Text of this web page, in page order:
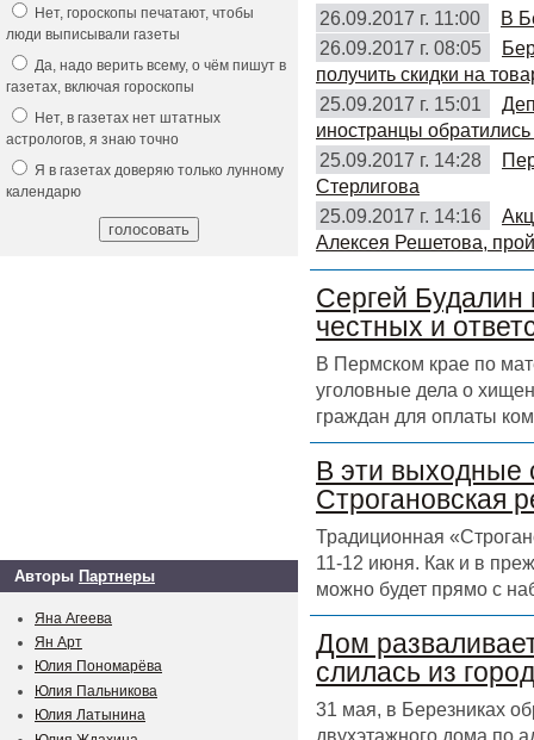
26.09.2017 г. 11:00
В
26.09.2017 г. 08:05
получить скидки на
25.09.2017 г. 15:01
иностранцы обратились
25.09.2017 г. 14:28
Стерлигова
25.09.2017 г. 14:16
Алексея Решетова,
Сергей Будалин
честных и
В Пермском крае по
уголовные дела о
граждан для оплаты
В эти выходные
Строгановская
Традиционная
11-12 июня. Как и в
можно будет прямо с
Дом
слилась из
31 мая, в Березниках
двухэтажного дома по
Нет, гороскопы печатают, чтобы
люди выписывали газеты
Да, надо верить всему, о чём пишут в
газетах, включая гороскопы
Нет, в газетах нет штатных
астрологов, я знаю точно
Я в газетах доверяю только лунному
календарю
Авторы Партнеры
Яна Агеева
Ян Арт
Юлия Пономарёва
Юлия Пальникова
Юлия Латынина